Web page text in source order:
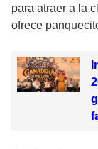
para atraer a la
ofrece